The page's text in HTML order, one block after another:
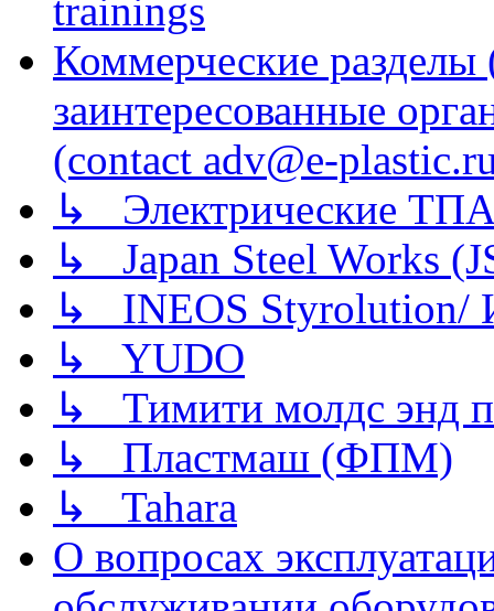
trainings
Коммерческие
заинтересованные
(contact adv@e-
↳ Электрические
↳ Japan Steel Works
↳ INEOS
↳ YUDO
↳ Тимити молдс энд
↳ Пластмаш (ФПМ)
↳ Tahara
О вопросах